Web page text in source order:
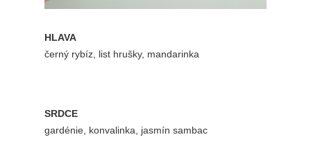
HLAVA
černý rybíz, list hrušky, mandarinka
SRDCE
gardénie, konvalinka, jasmín sambac